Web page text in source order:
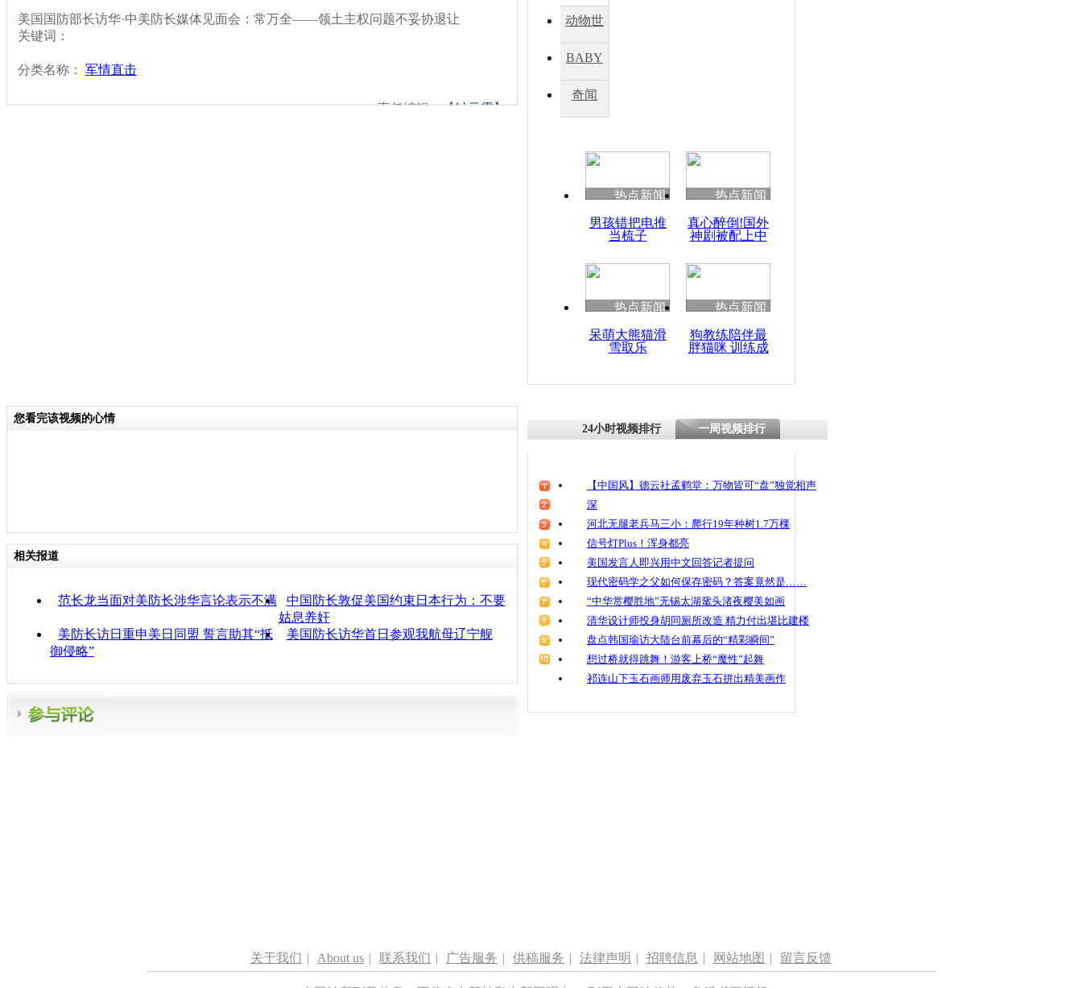
美国国防部长访华·中美防长媒体见面会：常万全——领土主权问题不妥协退让
关键词：
分类名称： 军情直击
责任编辑：【钟元霞】
动物世
BABY
秀
奇闻
热点新闻
男孩错把电推
当梳子
热点新闻
真心醉倒!国外
神剧被配上中
热点新闻
呆萌大熊猫滑
雪取乐
热点新闻
狗教练陪伴最
胖猫咪 训练成
您看完该视频的心情
相关报道
范长龙当面对美防长涉华言论表示不满
中国防长敦促美国约束日本行为：不要
姑息养奸
美防长访日重申美日同盟 誓言助其“抵
御侵略”
美国防长访华首日参观我航母辽宁舰
24小时视频排行 一周视频排行
【中国风】德云社孟鹤堂：万物皆可“盘”独觉相声
深
河北无腿老兵马三小：爬行19年种树1.7万棵
信号灯Plus！浑身都亮
美国发言人即兴用中文回答记者提问
现代密码学之父如何保存密码？答案竟然是……
“中华赏樱胜地”无锡太湖鼋头渚夜樱美如画
清华设计师投身胡同厕所改造 精力付出堪比建楼
盘点韩国瑜访大陆台前幕后的“精彩瞬间”
想过桥就得跳舞！游客上桥“魔性”起舞
祁连山下玉石画师用废弃玉石拼出精美画作
关于我们 | About us | 联系我们 | 广告服务 | 供稿服务 | 法律声明 | 招聘信息 | 网站地图 | 留言反馈